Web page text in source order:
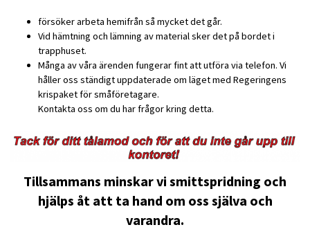
försöker arbeta hemifrån så mycket det går.
Vid hämtning och lämning av material sker det på bordet i
trapphuset.
Många av våra ärenden fungerar fint att utföra via telefon. Vi
håller oss ständigt uppdaterade om läget med Regeringens
krispaket för småföretagare.
Kontakta oss om du har frågor kring detta.
Tillsammans minskar vi smittspridning och
hjälps åt att ta hand om oss själva och
varandra.